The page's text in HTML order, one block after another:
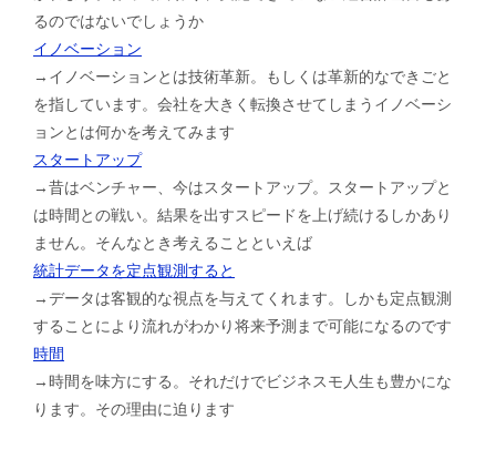
るのではないでしょうか
イノベーション
→イノベーションとは技術革新。もしくは革新的なできごと
を指しています。会社を大きく転換させてしまうイノベーシ
ョンとは何かを考えてみます
スタートアップ
→昔はベンチャー、今はスタートアップ。スタートアップと
は時間との戦い。結果を出すスピードを上げ続けるしかあり
ません。そんなとき考えることといえば
統計データを定点観測すると
→データは客観的な視点を与えてくれます。しかも定点観測
することにより流れがわかり将来予測まで可能になるのです
時間
→時間を味方にする。それだけでビジネスモ人生も豊かにな
ります。その理由に迫ります